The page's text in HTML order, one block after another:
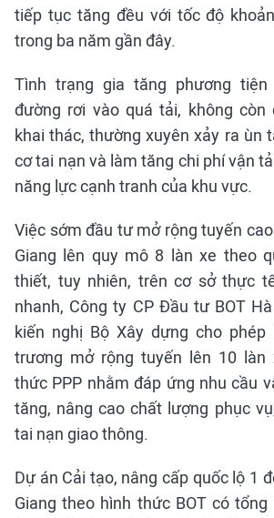
tiếp tục tăng đều với tốc độ
trong ba năm gần đây.
Tình trạng gia tăng phương
đường rơi vào quá tải, không
khai thác, thường xuyên xảy ra ùn
cơ tai nạn và làm tăng chi phí vận
năng lực cạnh tranh của khu vực.
Việc sớm đầu tư mở rộng tuyến
Giang lên quy mô 8 làn xe theo
thiết, tuy nhiên, trên cơ sở thực
nhanh, Công ty CP Đầu tư BOT
kiến nghị Bộ Xây dựng cho
trương mở rộng tuyến lên 10 làn
thức PPP nhằm đáp ứng nhu cầu
tăng, nâng cao chất lượng phục
tai nạn giao thông.
Dự án Cải tạo, nâng cấp quốc lộ 1
Giang theo hình thức BOT có